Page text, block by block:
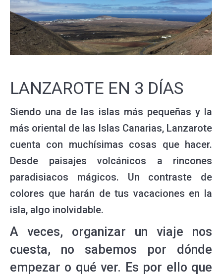
LANZAROTE EN 3 DÍAS
Siendo una de las islas más pequeñas y la
más oriental de las Islas Canarias, Lanzarote
cuenta con muchísimas cosas que hacer.
Desde paisajes volcánicos a rincones
paradisiacos mágicos. Un contraste de
colores que harán de tus vacaciones en la
isla, algo inolvidable.
A veces, organizar un viaje nos
cuesta, no sabemos por dónde
empezar o qué ver. Es por ello que